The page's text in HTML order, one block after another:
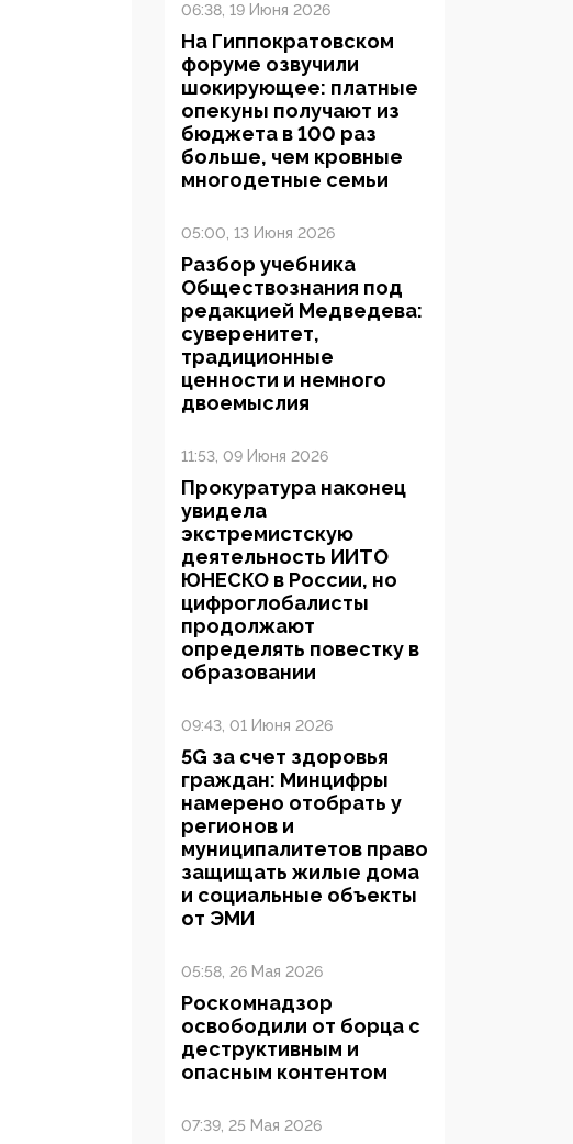
06:38, 19 Июня 2026
На Гиппократовском
форуме озвучили
шокирующее: платные
опекуны получают из
бюджета в 100 раз
больше, чем кровные
многодетные семьи
05:00, 13 Июня 2026
Разбор учебника
Обществознания под
редакцией Медведева:
суверенитет,
традиционные
ценности и немного
двоемыслия
11:53, 09 Июня 2026
Прокуратура наконец
увидела
экстремистскую
деятельность ИИТО
ЮНЕСКО в России, но
цифроглобалисты
продолжают
определять повестку в
образовании
09:43, 01 Июня 2026
5G за счет здоровья
граждан: Минцифры
намерено отобрать у
регионов и
муниципалитетов право
защищать жилые дома
и социальные объекты
от ЭМИ
05:58, 26 Мая 2026
Роскомнадзор
освободили от борца с
деструктивным и
опасным контентом
07:39, 25 Мая 2026